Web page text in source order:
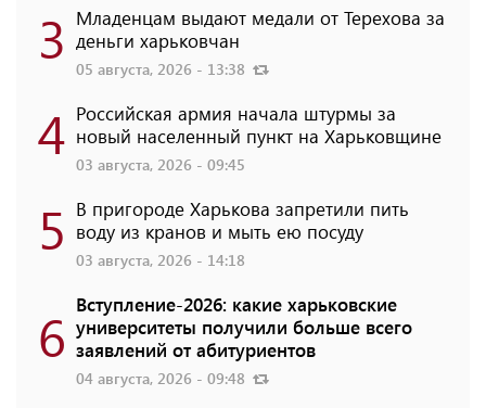
3 Младенцам выдают медали от Терехова за
деньги харьковчан
05 августа, 2026 - 13:38
4 Российская армия начала штурмы за
новый населенный пункт на Харьковщине
03 августа, 2026 - 09:45
5 В пригороде Харькова запретили пить
воду из кранов и мыть ею посуду
03 августа, 2026 - 14:18
6 Вступление-2026: какие харьковские
университеты получили больше всего
заявлений от абитуриентов
04 августа, 2026 - 09:48